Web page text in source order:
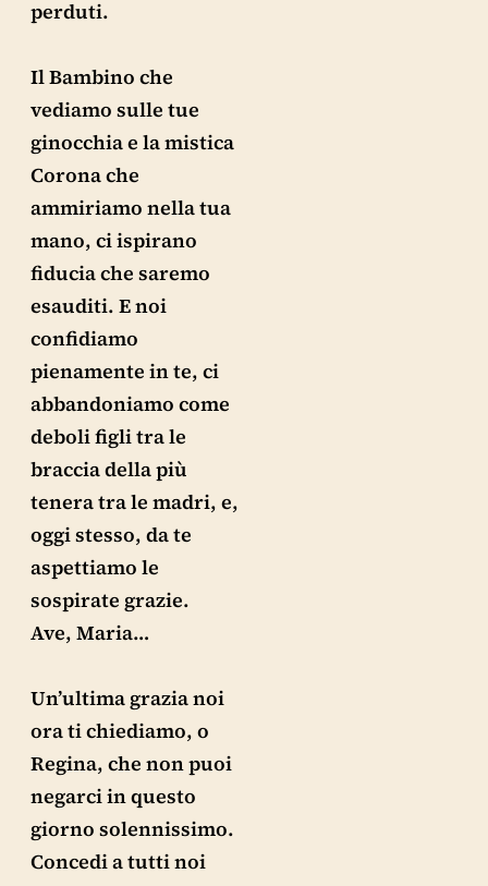
perduti.
Il Bambino che
vediamo sulle tue
ginocchia e la mistica
Corona che
ammiriamo nella tua
mano, ci ispirano
fiducia che saremo
esauditi. E noi
confidiamo
pienamente in te, ci
abbandoniamo come
deboli figli tra le
braccia della più
tenera tra le madri, e,
oggi stesso, da te
aspettiamo le
sospirate grazie.
Ave, Maria…
Un’ultima grazia noi
ora ti chiediamo, o
Regina, che non puoi
negarci in questo
giorno solennissimo.
Concedi a tutti noi